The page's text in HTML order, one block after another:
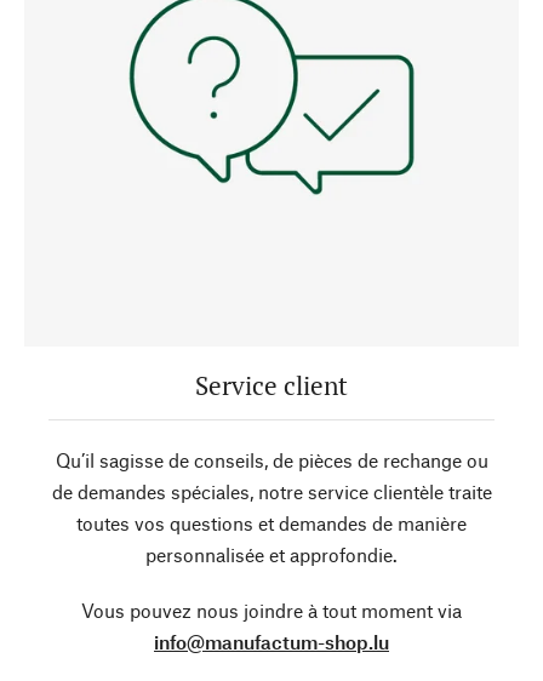
Service client
Qu’il sagisse de conseils, de pièces de rechange ou
de demandes spéciales, notre service clientèle traite
toutes vos questions et demandes de manière
personnalisée et approfondie.
Vous pouvez nous joindre à tout moment via
info@manufactum-shop.lu